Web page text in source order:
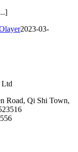
2023-03-
Ltd
Road, Qi Shi Town,